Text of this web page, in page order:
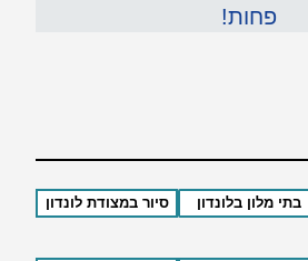
פחות!
בתי מלון בלונדון סיור במצודת לונדון